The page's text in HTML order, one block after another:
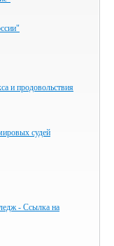
и продовольствия
судей
- Ссылка на